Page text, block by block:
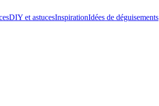
DIY et astucesInspirationIdées de déguisements